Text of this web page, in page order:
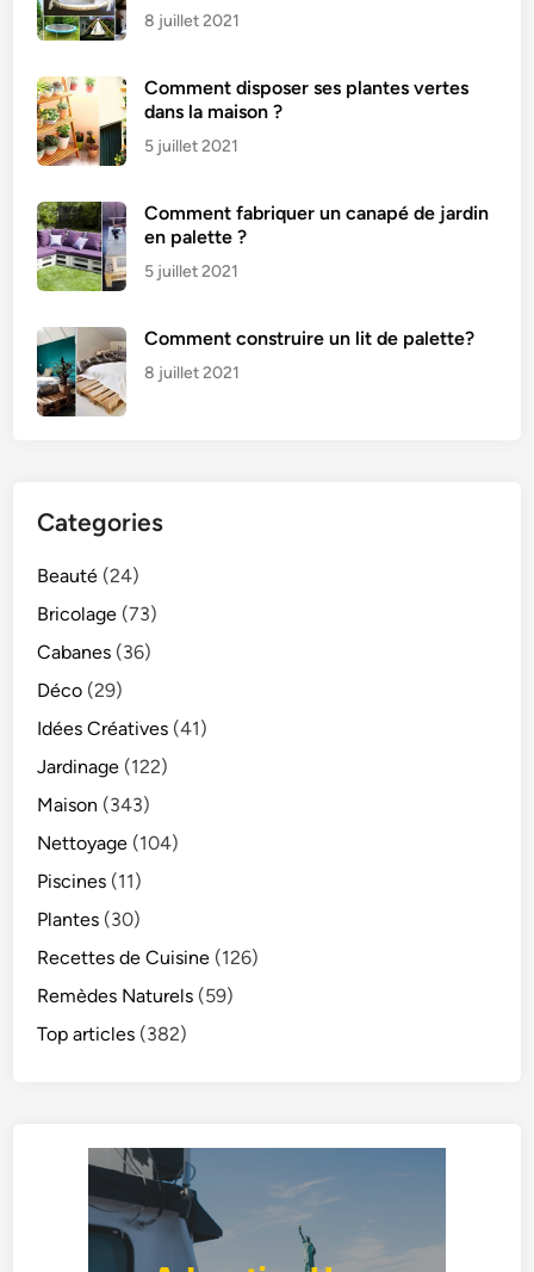
8 juillet 2021
Comment disposer ses plantes vertes
dans la maison ?
5 juillet 2021
Comment fabriquer un canapé de jardin
en palette ?
5 juillet 2021
Comment construire un lit de palette?
8 juillet 2021
Categories
Beauté (24)
Bricolage (73)
Cabanes (36)
Déco (29)
Idées Créatives (41)
Jardinage (122)
Maison (343)
Nettoyage (104)
Piscines (11)
Plantes (30)
Recettes de Cuisine (126)
Remèdes Naturels (59)
Top articles (382)